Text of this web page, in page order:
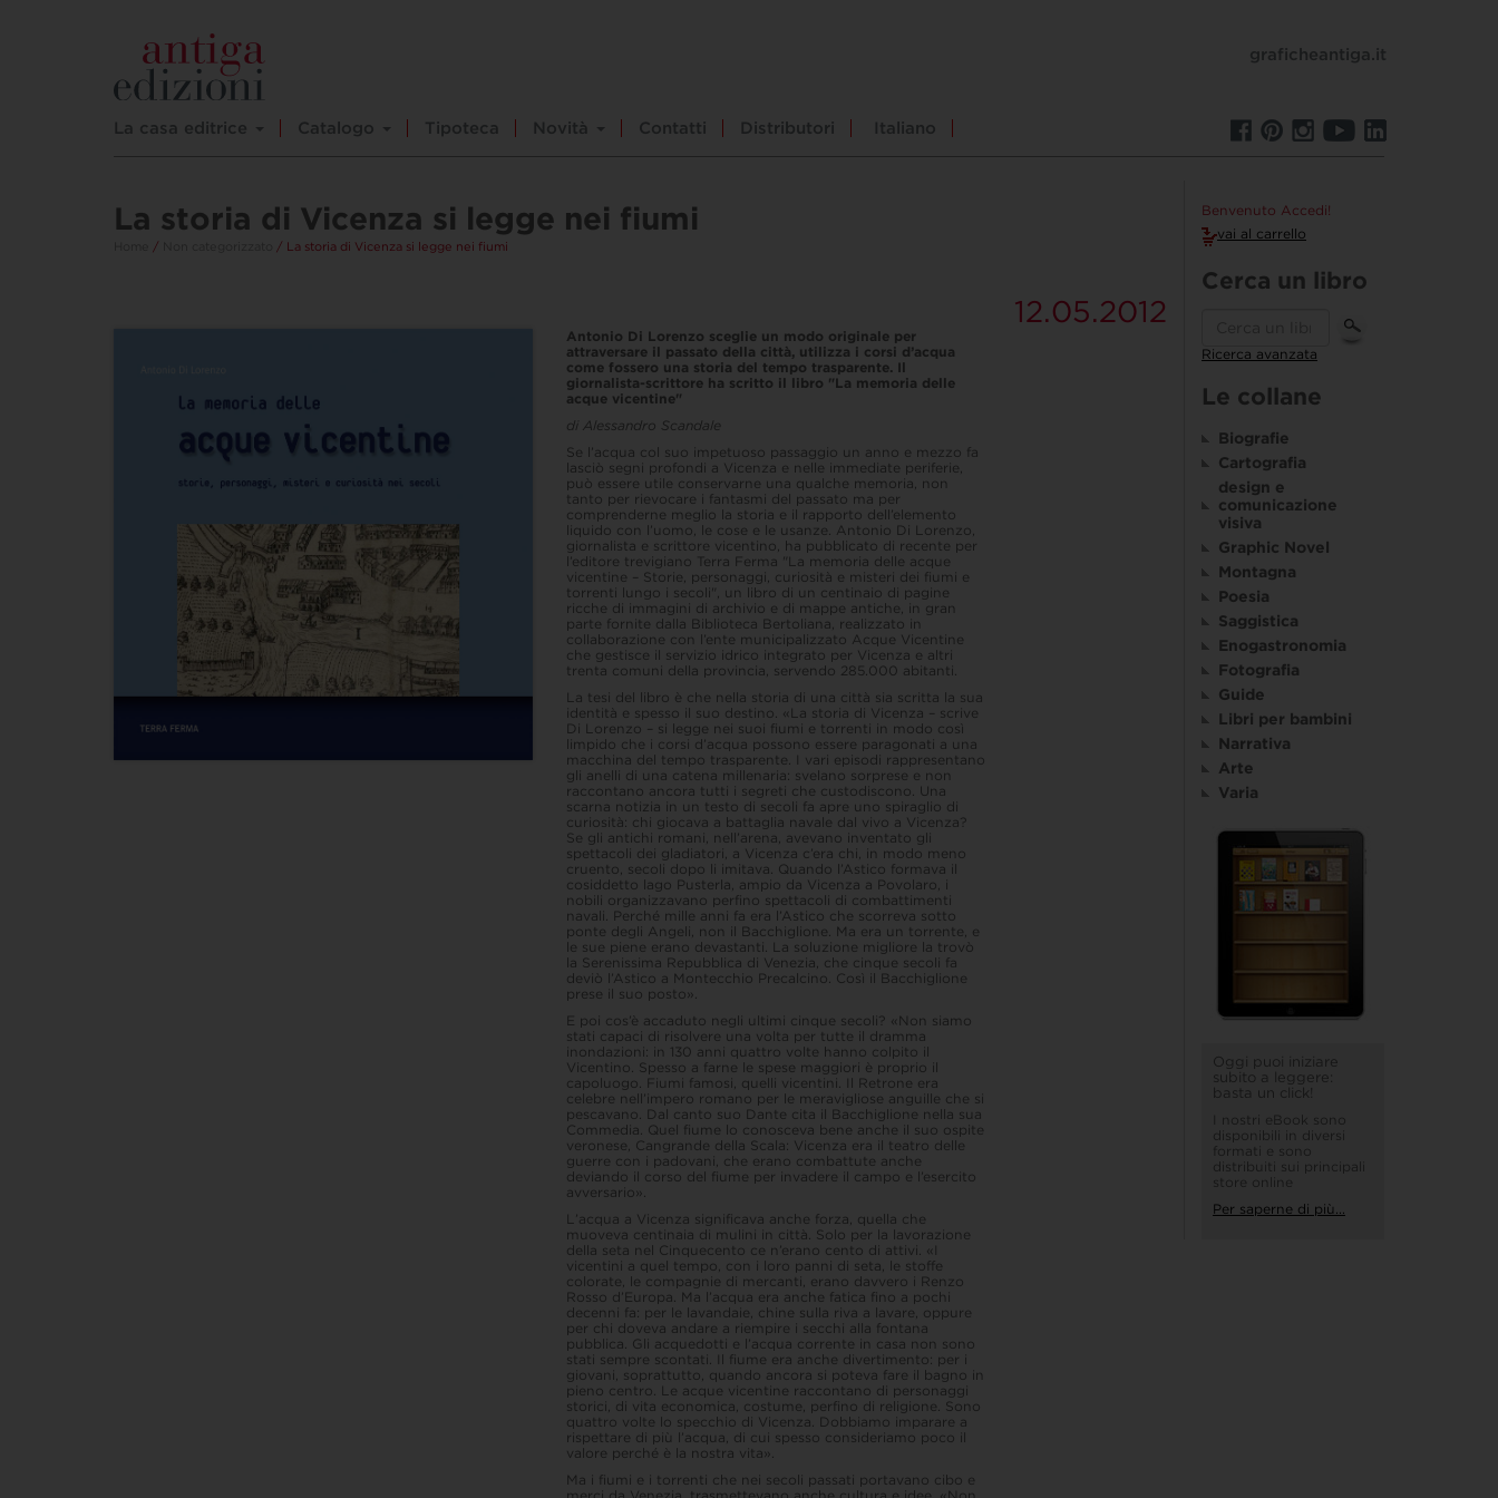
La casa editrice Catalogo Tipoteca Novità Contatti Distributori Italiano
graficheantiga.it
La storia di Vicenza si legge nei fiumi
/ / La storia di Vicenza si legge nei fiumi
12.05.2012
Antonio Di Lorenzo sceglie un modo originale per
attraversare il passato della città, utilizza i corsi d’acqua
come fossero una storia del tempo trasparente. Il
giornalista-scrittore ha scritto il libro "La memoria delle
acque vicentine"
di Alessandro Scandale
Se l’acqua col suo impetuoso passaggio un anno e mezzo fa
lasciò segni profondi a Vicenza e nelle immediate periferie,
può essere utile conservarne una qualche memoria, non
tanto per rievocare i fantasmi del passato ma per
comprenderne meglio la storia e il rapporto dell’elemento
liquido con l’uomo, le cose e le usanze. Antonio Di Lorenzo,
giornalista e scrittore vicentino, ha pubblicato di recente per
l’editore trevigiano Terra Ferma "La memoria delle acque
vicentine – Storie, personaggi, curiosità e misteri dei fiumi e
torrenti lungo i secoli", un libro di un centinaio di pagine
ricche di immagini di archivio e di mappe antiche, in gran
parte fornite dalla Biblioteca Bertoliana, realizzato in
collaborazione con l’ente municipalizzato Acque Vicentine
che gestisce il servizio idrico integrato per Vicenza e altri
trenta comuni della provincia, servendo 285.000 abitanti.
La tesi del libro è che nella storia di una città sia scritta la sua
identità e spesso il suo destino. «La storia di Vicenza – scrive
Di Lorenzo – si legge nei suoi fiumi e torrenti in modo così
limpido che i corsi d’acqua possono essere paragonati a una
macchina del tempo trasparente. I vari episodi rappresentano
gli anelli di una catena millenaria: svelano sorprese e non
raccontano ancora tutti i segreti che custodiscono. Una
scarna notizia in un testo di secoli fa apre uno spiraglio di
curiosità: chi giocava a battaglia navale dal vivo a Vicenza?
Se gli antichi romani, nell’arena, avevano inventato gli
spettacoli dei gladiatori, a Vicenza c’era chi, in modo meno
cruento, secoli dopo li imitava. Quando l’Astico formava il
cosiddetto lago Pusterla, ampio da Vicenza a Povolaro, i
nobili organizzavano perfino spettacoli di combattimenti
navali. Perché mille anni fa era l’Astico che scorreva sotto
ponte degli Angeli, non il Bacchiglione. Ma era un torrente, e
le sue piene erano devastanti. La soluzione migliore la trovò
la Serenissima Repubblica di Venezia, che cinque secoli fa
deviò l’Astico a Montecchio Precalcino. Così il Bacchiglione
prese il suo posto».
E poi cos’è accaduto negli ultimi cinque secoli? «Non siamo
stati capaci di risolvere una volta per tutte il dramma
inondazioni: in 130 anni quattro volte hanno colpito il
Vicentino. Spesso a farne le spese maggiori è proprio il
capoluogo. Fiumi famosi, quelli vicentini. Il Retrone era
celebre nell’impero romano per le meravigliose anguille che si
pescavano. Dal canto suo Dante cita il Bacchiglione nella sua
Commedia. Quel fiume lo conosceva bene anche il suo ospite
veronese, Cangrande della Scala: Vicenza era il teatro delle
guerre con i padovani, che erano combattute anche
deviando il corso del fiume per invadere il campo e l’esercito
avversario».
L’acqua a Vicenza significava anche forza, quella che
muoveva centinaia di mulini in città. Solo per la lavorazione
della seta nel Cinquecento ce n’erano cento di attivi. «I
vicentini a quel tempo, con i loro panni di seta, le stoffe
colorate, le compagnie di mercanti, erano davvero i Renzo
Rosso d’Europa. Ma l’acqua era anche fatica fino a pochi
decenni fa: per le lavandaie, chine sulla riva a lavare, oppure
per chi doveva andare a riempire i secchi alla fontana
pubblica. Gli acquedotti e l’acqua corrente in casa non sono
stati sempre scontati. Il fiume era anche divertimento: per i
giovani, soprattutto, quando ancora si poteva fare il bagno in
pieno centro. Le acque vicentine raccontano di personaggi
storici, di vita economica, costume, perfino di religione. Sono
quattro volte lo specchio di Vicenza. Dobbiamo imparare a
rispettare di più l’acqua, di cui spesso consideriamo poco il
valore perché è la nostra vita».
Ma i fiumi e i torrenti che nei secoli passati portavano cibo e
Benvenuto Accedi!
vai al carrello
Cerca un libro
Ricerca avanzata
Le collane
Biografie
Cartografia
design e
comunicazione
visiva
Graphic Novel
Montagna
Poesia
Saggistica
Enogastronomia
Fotografia
Guide
Libri per bambini
Narrativa
Arte
Varia
Oggi puoi iniziare
subito a leggere:
basta un click!
I nostri eBook sono
disponibili in diversi
formati e sono
distribuiti sui principali
store online
Per saperne di più...